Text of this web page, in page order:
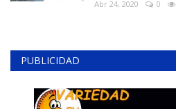
Abr 24, 2020
0
PUBLICIDAD